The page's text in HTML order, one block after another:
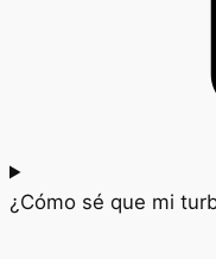
¿Cómo sé que mi